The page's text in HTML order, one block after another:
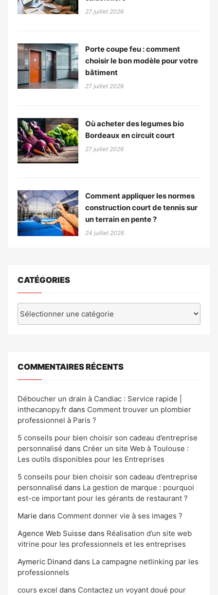
27 juillet 2026
Porte coupe feu : comment
choisir le bon modèle pour votre
bâtiment
27 juillet 2026
Où acheter des legumes bio
Bordeaux en circuit court
27 juillet 2026
Comment appliquer les normes
construction court de tennis sur
un terrain en pente ?
24 juillet 2026
CATÉGORIES
COMMENTAIRES RÉCENTS
Déboucher un drain à Candiac : Service rapide |
inthecanopy.fr dans Comment trouver un plombier
professionnel à Paris ?
5 conseils pour bien choisir son cadeau d’entreprise
personnalisé dans Créer un site Web à Toulouse :
Les outils disponibles pour les Entreprises
5 conseils pour bien choisir son cadeau d’entreprise
personnalisé dans La gestion de marque : pourquoi
est-ce important pour les gérants de restaurant ?
Marie dans Comment donner vie à ses images ?
Agence Web Suisse dans Réalisation d’un site web
vitrine pour les professionnels et les entreprises
Aymeric Dinand dans La campagne netlinking par les
professionnels
cours excel dans Contactez un voyant doué pour